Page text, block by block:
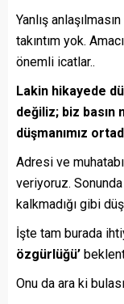
Yanlış
takıntım yok.
önemli icatlar..
Lakin hikayede
değiliz; biz basın
düşmanımız
Adresi ve
veriyoruz.
kalkmadığı gibi
İşte tam burada
özgürlüğü’
Onu da ara ki